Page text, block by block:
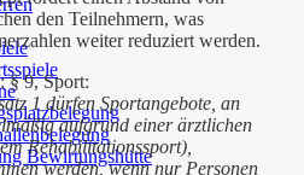
Bewirtungshütte
den Teilnehmern, was
weiter reduziert werden.
§ 9, Sport:
1 dürfen Sportangebote, an
aufgrund einer ärztlichen
Rehabilitationssport),
werden, wenn nur Personen